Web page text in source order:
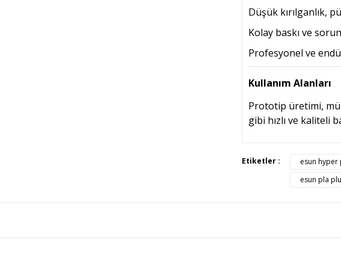
Düşük kırılganlık,
Kolay baskı ve
Profesyonel ve
Kullanım Alanları
Prototip üretimi,
gibi hızlı ve kaliteli
Bu ürünün fiyat bilgisi,
Görüş ve önerileriniz
Etiketler : esun
esun pla